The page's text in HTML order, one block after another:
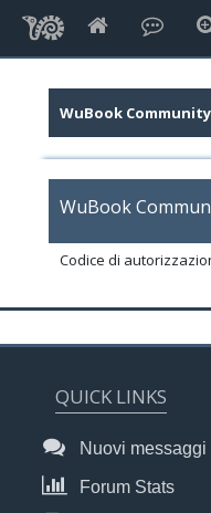
WuBook
WuBook
Codice di
QUICK LINKS
Nuovi messaggi
Forum Stats